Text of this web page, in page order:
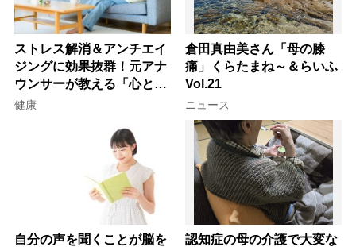
ストレス解消＆アンチエイ
ジングに効果抜群！元アナ
ウンサーが教える「心と体
を元気にする音読の習慣」
健康
倉田真由美さん「母の膝
痛」くらたまね～＆らいふ
Vol.21
ニュース
自分の声を聞くことが脳を
認知症の母の介護で大変な